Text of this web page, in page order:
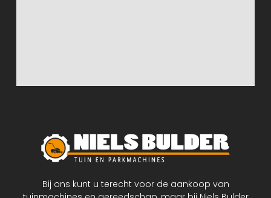
Bij ons kunt u terecht voor de aankoop van